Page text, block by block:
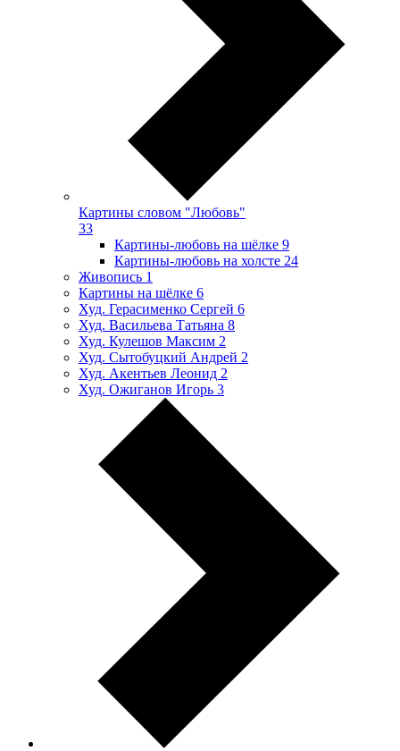
Картины словом "Любовь"
33
Картины-любовь на шёлке 9
Картины-любовь на холсте 24
Живопись 1
Картины на шёлке 6
Худ. Герасименко Сергей 6
Худ. Васильева Татьяна 8
Худ. Кулешов Максим 2
Худ. Сытобуцкий Андрей 2
Худ. Акентьев Леонид 2
Худ. Ожиганов Игорь 3